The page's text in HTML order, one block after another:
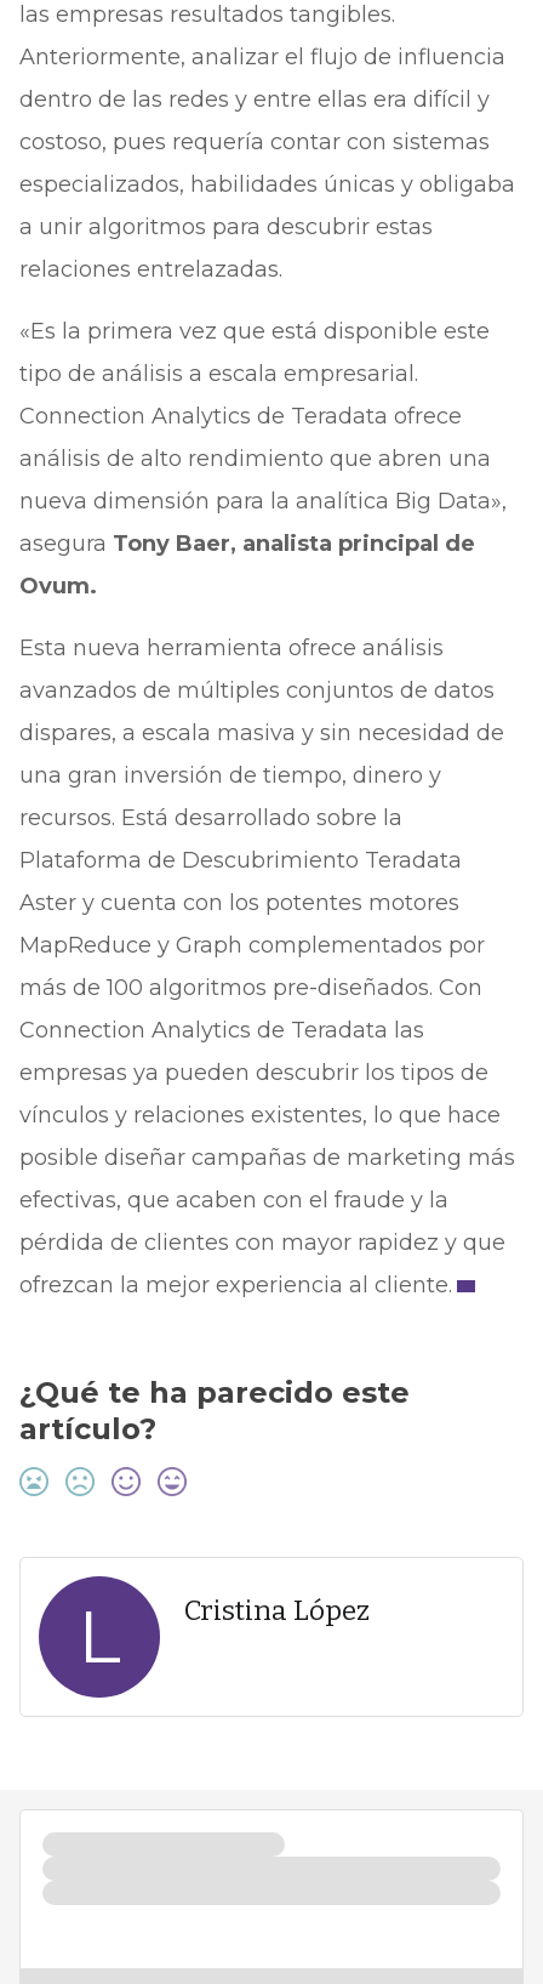
las empresas resultados tangibles.
Anteriormente, analizar el flujo de influencia
dentro de las redes y entre ellas era difícil y
costoso, pues requería contar con sistemas
especializados, habilidades únicas y obligaba
a unir algoritmos para descubrir estas
relaciones entrelazadas.
«Es la primera vez que está disponible este
tipo de análisis a escala empresarial.
Connection Analytics de Teradata ofrece
análisis de alto rendimiento que abren una
nueva dimensión para la analítica Big Data»,
asegura Tony Baer, analista principal de
Ovum.
Esta nueva herramienta ofrece análisis
avanzados de múltiples conjuntos de datos
dispares, a escala masiva y sin necesidad de
una gran inversión de tiempo, dinero y
recursos. Está desarrollado sobre la
Plataforma de Descubrimiento Teradata
Aster y cuenta con los potentes motores
MapReduce y Graph complementados por
más de 100 algoritmos pre-diseñados. Con
Connection Analytics de Teradata las
empresas ya pueden descubrir los tipos de
vínculos y relaciones existentes, lo que hace
posible diseñar campañas de marketing más
efectivas, que acaben con el fraude y la
pérdida de clientes con mayor rapidez y que
ofrezcan la mejor experiencia al cliente.
¿Qué te ha parecido este
artículo?
L Cristina López